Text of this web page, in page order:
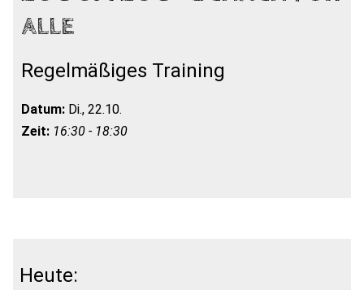
ALLE
Regelmäßiges Training
Datum: Di., 22.10.
Zeit: 16:30 - 18:30
Heute: